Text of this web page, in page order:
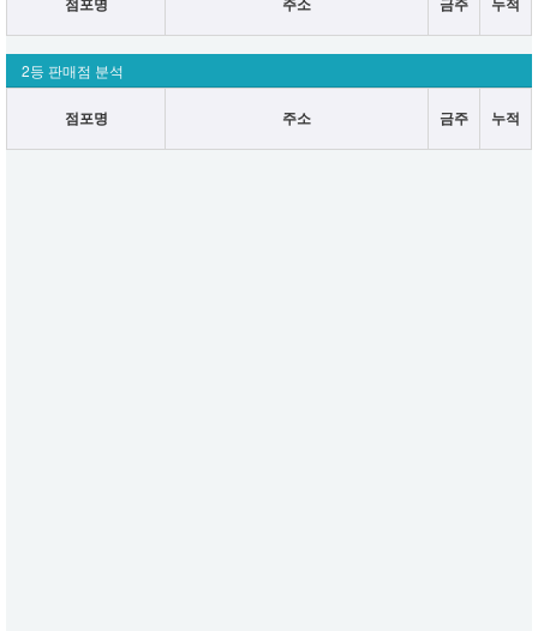
2등 판매점 분석
점포명 주소 금주 누적